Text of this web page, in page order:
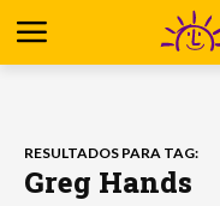
RESULTADOS PARA TAG:
Greg Hands